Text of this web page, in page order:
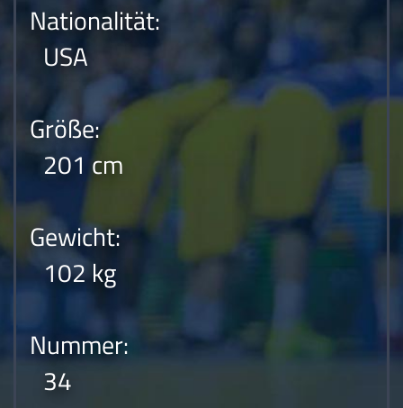
Nationalität:
USA
Größe:
201 cm
Gewicht:
102 kg
Nummer:
34